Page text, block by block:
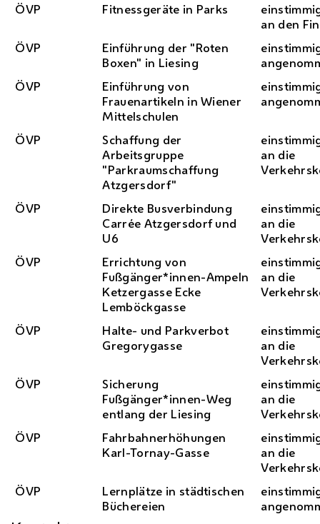
ÖVP
Fitnessgeräte in Parks
an den
ÖVP
Einführung der "Roten
Boxen" in Liesing
ÖVP
Einführung von
Frauenartikeln in Wiener
Mittelschulen
ÖVP
Schaffung der
Arbeitsgruppe
"Parkraumschaffung
Atzgersdorf"
an die
ÖVP
Direkte Busverbindung
Carrée Atzgersdorf und
U6
an die
ÖVP
Errichtung von
Fußgänger*innen-Ampeln
Ketzergasse Ecke
Lemböckgasse
an die
ÖVP
Halte- und Parkverbot
Gregorygasse
an die
ÖVP
Sicherung
Fußgänger*innen-Weg
entlang der Liesing
an die
ÖVP
Fahrbahnerhöhungen
Karl-Tornay-Gasse
an die
ÖVP
Lernplätze in städtischen
Büchereien